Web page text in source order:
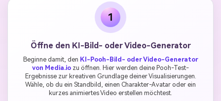
1
Öffne den KI-Bild- oder Video-Generator
Beginne damit, den KI-Pooh-Bild- oder Video-Generator
von Media.io zu öffnen. Hier werden deine Pooh-Test-
Ergebnisse zur kreativen Grundlage deiner Visualisierungen.
Wähle, ob du ein Standbild, einen Charakter-Avatar oder ein
kurzes animiertes Video erstellen möchtest.